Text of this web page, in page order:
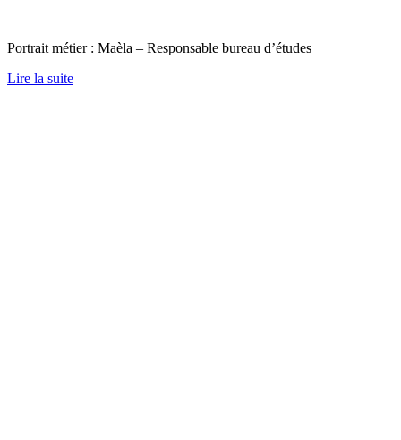
Portrait métier : Maèla – Responsable bureau d’études
Lire la suite